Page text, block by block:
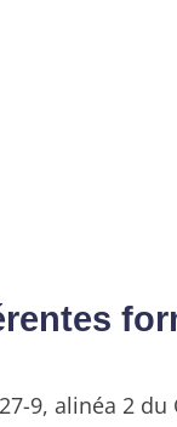
9, alinéa 2